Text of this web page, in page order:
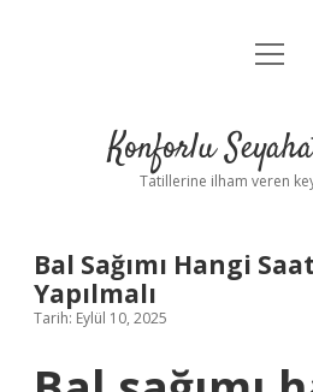
Anasayfa
Yasal
menüyü
Konforlu
Tatillerine ilham veren
Bal Sağımı Hangi
Yapılmalı
Tarih: Eylül 10, 2025